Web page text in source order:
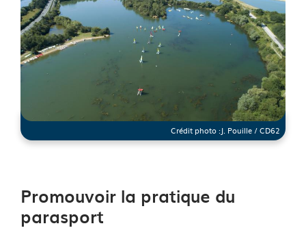
Crédit photo :J. Pouille / CD62
Promouvoir la pratique du
parasport